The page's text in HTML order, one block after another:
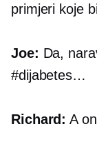
primjeri koje
Joe: Da,
#dijabetes…
Richard: A